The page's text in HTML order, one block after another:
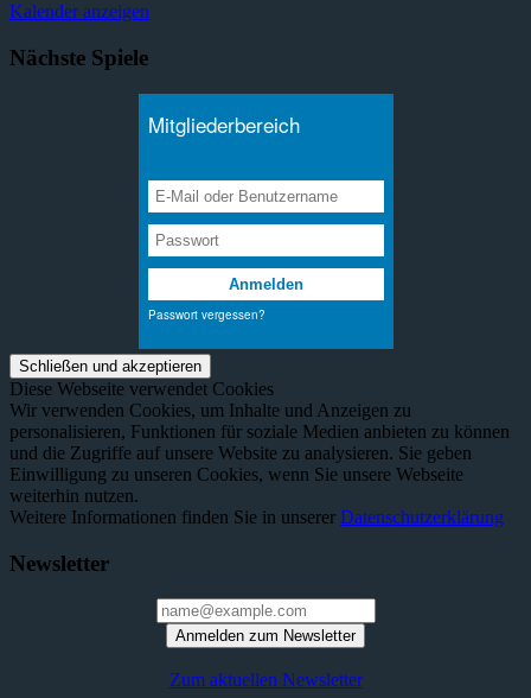
Kalender anzeigen
Nächste Spiele
Diese Webseite verwendet Cookies
Wir verwenden Cookies, um Inhalte und Anzeigen zu
personalisieren, Funktionen für soziale Medien anbieten zu können
und die Zugriffe auf unsere Website zu analysieren. Sie geben
Einwilligung zu unseren Cookies, wenn Sie unsere Webseite
weiterhin nutzen.
Weitere Informationen finden Sie in unserer Datenschutzerklärung
Newsletter
Anmelden zum Newsletter
Zum aktuellen Newsletter